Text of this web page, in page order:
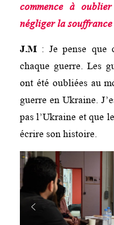
commence à
négliger la
J.M: Je pense que
chaque guerre. Les
ont été oubliées au
guerre en Ukraine.
pas l’Ukraine et que
écrire son histoire.